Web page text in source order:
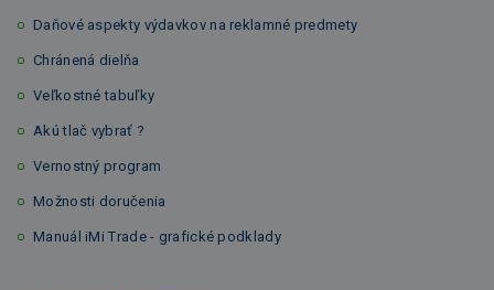
Daňové aspekty výdavkov na reklamné predmety
Chránená dielňa
Veľkostné tabuľky
Akú tlač vybrať ?
Vernostný program
Možnosti doručenia
Manuál iMi Trade - grafické podklady